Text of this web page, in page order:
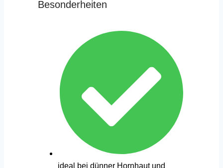
Besonderheiten
ideal bei dünner Hornhaut und